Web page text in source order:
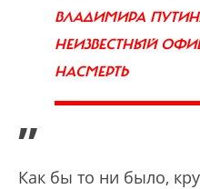
ВЛАДИМИРА
НЕИЗВЕСТНЫЙ
НАСМЕРТЬ
”
Как бы то ни было,